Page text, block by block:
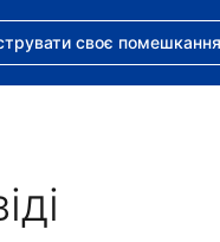
валюта:
поточна мова:
допомогу зсвоє помешкання